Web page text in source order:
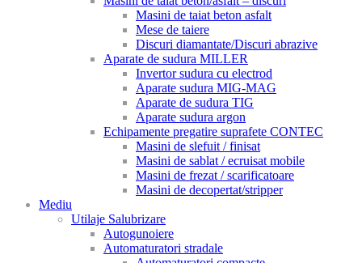
Masini de taiat beton asfalt
Mese de taiere
Discuri diamantate/Discuri abrazive
Aparate de sudura MILLER
Invertor sudura cu electrod
Aparate sudura MIG-MAG
Aparate de sudura TIG
Aparate sudura argon
Echipamente pregatire suprafete CONTEC
Masini de slefuit / finisat
Masini de sablat / ecruisat mobile
Masini de frezat / scarificatoare
Masini de decopertat/stripper
Mediu
Utilaje Salubrizare
Autogunoiere
Automaturatori stradale